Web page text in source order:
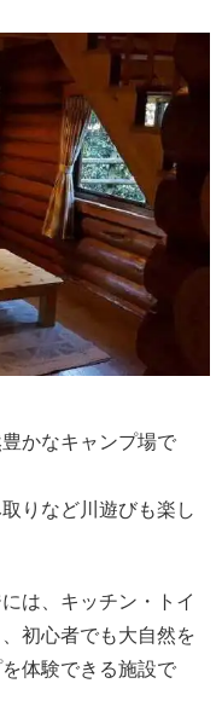
かなキャンプ場で
りなど川遊びも楽し
は、キッチン・トイ
初心者でも大自然を
体験できる施設で